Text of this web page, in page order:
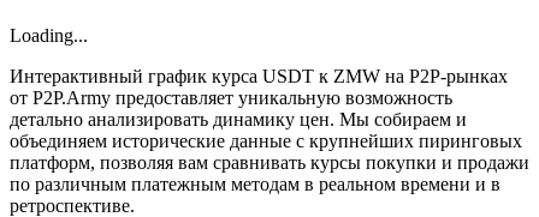
Loading...
Интерактивный график курса USDT к ZMW на P2P-рынках
от P2P.Army предоставляет уникальную возможность
детально анализировать динамику цен. Мы собираем и
объединяем исторические данные с крупнейших пиринговых
платформ, позволяя вам сравнивать курсы покупки и продажи
по различным платежным методам в реальном времени и в
ретроспективе.